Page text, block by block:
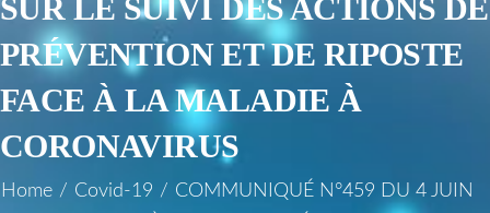
SUR LE SUIVI DES ACTIONS DE
PRÉVENTION ET DE RIPOSTE
FACE À LA MALADIE À
CORONAVIRUS
Home / Covid-19 / COMMUNIQUÉ N°459 DU 4 JUIN